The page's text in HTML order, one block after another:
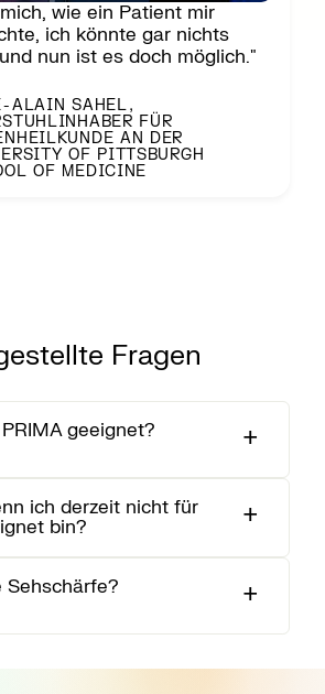
wie ein Patient mir
ich könnte gar nichts
nun ist es doch möglich."
ALAIN SAHEL,
FÜR
AN DER
OF PITTSBURGH
OF MEDICINE
Fragen
geeignet?
ich derzeit nicht für
bin?
Sehschärfe?